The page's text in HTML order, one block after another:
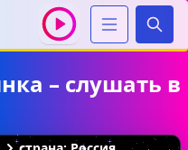
– слушать в